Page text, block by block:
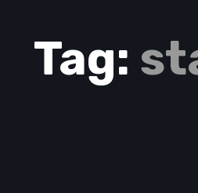
Tag: